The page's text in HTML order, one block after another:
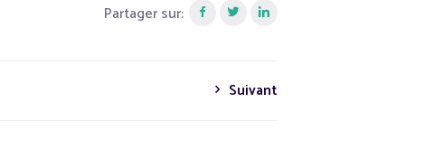
Partager sur:
Suivant